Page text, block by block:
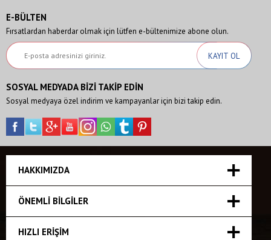
E-BÜLTEN
Fırsatlardan haberdar olmak için lütfen e-bültenimize abone olun.
SOSYAL MEDYADA BİZİ TAKİP EDİN
Sosyal medyaya özel indirim ve kampayanlar için bizi takip edin.
HAKKIMIZDA
ÖNEMLI BILGILER
HIZLI ERIŞIM